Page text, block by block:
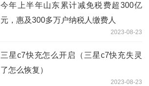
今年上半年山东累计减免税费超300亿
元，惠及300多万户纳税人缴费人
2023-08-23
三星c7快充怎么开启（三星c7快充失灵
了怎么恢复）
2023-08-23